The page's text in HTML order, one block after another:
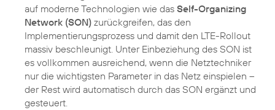
auf moderne Technologien wie das Self-Organizing
Network (SON) zurückgreifen, das den
Implementierungsprozess und damit den LTE-Rollout
massiv beschleunigt. Unter Einbeziehung des SON ist
es vollkommen ausreichend, wenn die Netztechniker
nur die wichtigsten Parameter in das Netz einspielen –
der Rest wird automatisch durch das SON ergänzt und
gesteuert.